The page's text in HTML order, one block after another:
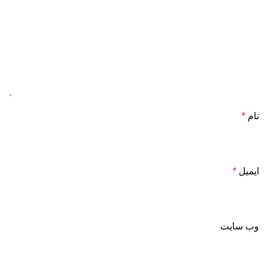
نام *
ایمیل *
وب‌ سایت